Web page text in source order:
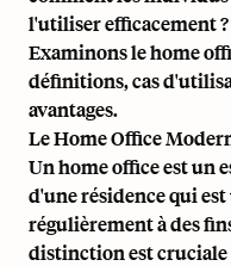
l'utiliser efficacement ?
Examinons le home
définitions, cas
avantages.
Le Home Office
Un home office est un
d'une résidence qui
régulièrement à des
distinction est cruciale